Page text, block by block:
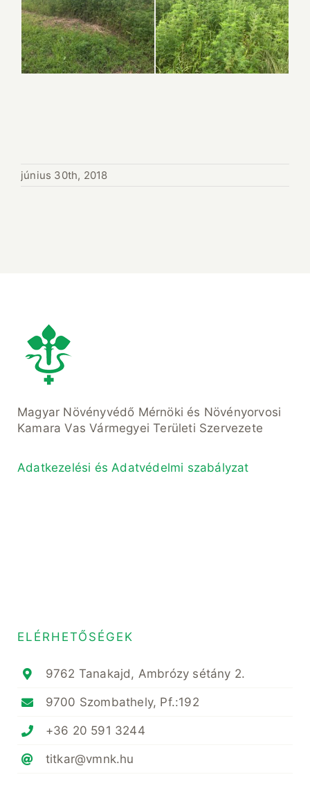
június 30th, 2018
Magyar Növényvédő Mérnöki és Növényorvosi
Kamara Vas Vármegyei Területi Szervezete
Adatkezelési és Adatvédelmi szabályzat
ELÉRHETŐSÉGEK
9762 Tanakajd, Ambrózy sétány 2.
9700 Szombathely, Pf.:192
+36 20 591 3244
titkar@vmnk.hu